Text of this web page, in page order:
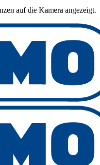
auf die Kamera angezeigt.